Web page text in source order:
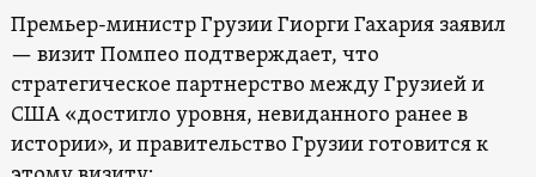
Премьер-министр Грузии Гиорги Гахария заявил
— визит Помпео подтверждает, что
стратегическое партнерство между Грузией и
США «достигло уровня, невиданного ранее в
истории», и правительство Грузии готовится к